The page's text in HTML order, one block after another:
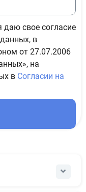
свое согласие
в
от 27.07.2006
на
в Согласии на